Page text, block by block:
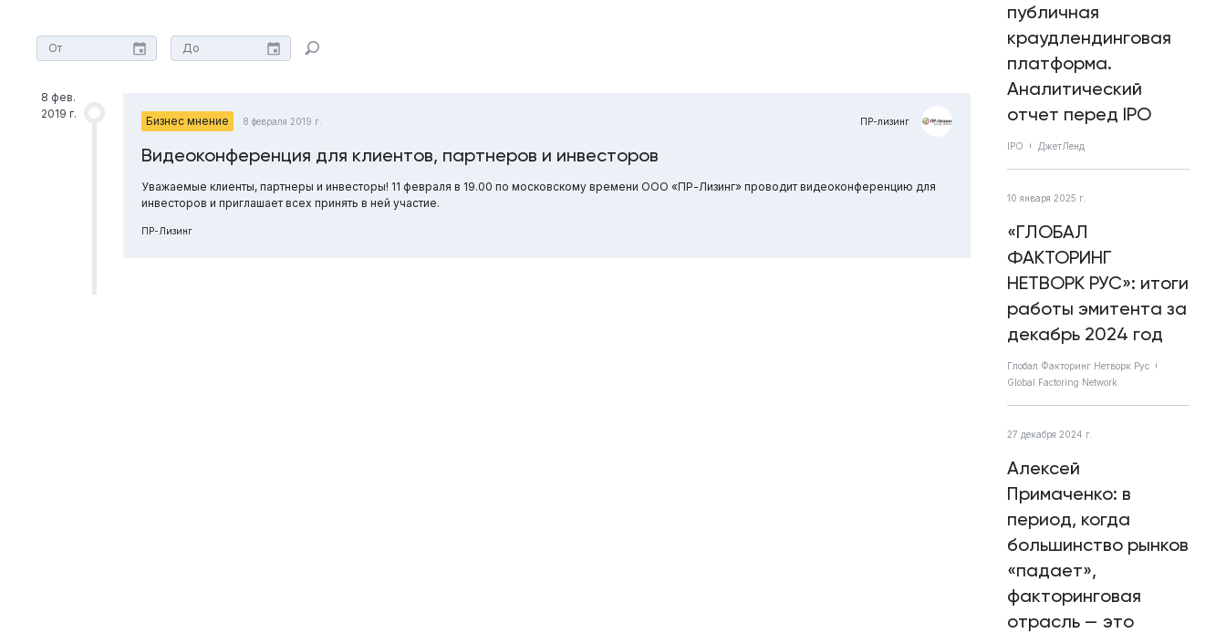
8 фев.
2019 г.
Бизнес мнение 8 февраля 2019 г. ПР-лизинг
Видеоконференция для клиентов, партнеров и инвесторов
Уважаемые клиенты, партнеры и инвесторы! 11 февраля в 19.00 по московскому времени ООО «ПР-Лизинг» проводит видеоконференцию для
инвесторов и приглашает всех принять в ней участие.
ПР-Лизинг
публичная
краудлендинговая
платформа.
Аналитический
отчет перед IPO
IPO ДжетЛенд
10 января 2025 г.
«ГЛОБАЛ
ФАКТОРИНГ
НЕТВОРК РУС»: итоги
работы эмитента за
декабрь 2024 год
Глобал Факторинг Нетворк Рус
Global Factoring Network
27 декабря 2024 г.
Алексей
Примаченко: в
период, когда
большинство рынков
«падает»,
факторинговая
отрасль — это